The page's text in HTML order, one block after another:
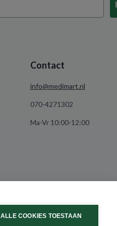
Contact
info@medimart.nl
070-4271302
Ma-Vr 10:00-12:00
ALLE COOKIES TOESTAAN